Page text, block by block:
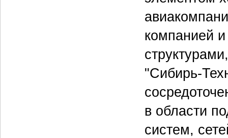
компанией
"Сибирь-
в области
систем,